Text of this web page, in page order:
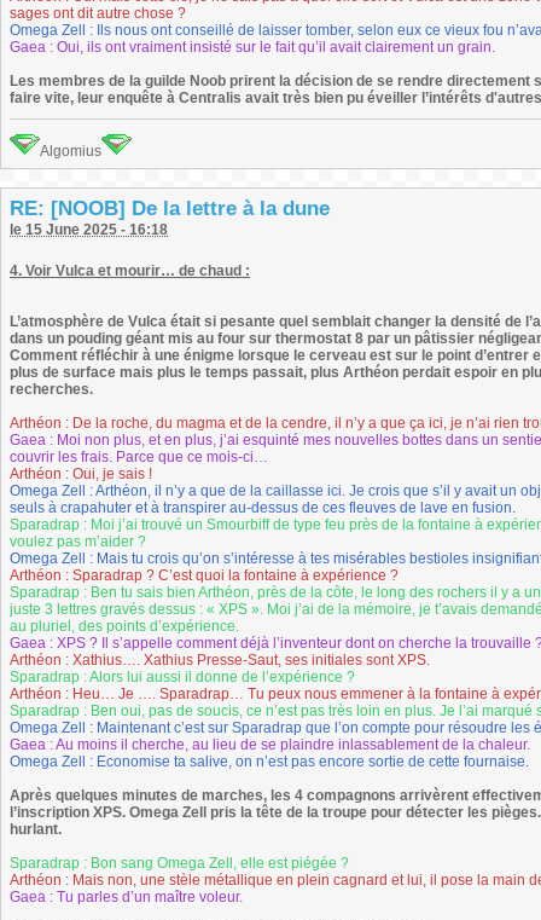
sages ont dit autre chose ?
Omega Zell : Ils nous ont conseillé de laisser tomber, selon eux ce vieux fou
Gaea : Oui, ils ont vraiment insisté sur le fait qu’il avait clairement un grain.
Les membres de la guilde Noob prirent la décision de se rendre
faire vite, leur enquête à Centralis avait très bien pu éveiller l’intérêts
Algomius
RE: [NOOB] De la lettre à la dune
le 15 June 2025 - 16:18
4. Voir Vulca et mourir… de chaud :
L’atmosphère de Vulca était si pesante quel semblait changer la densité de
dans un pouding géant mis au four sur thermostat 8 par un pâtissier
Comment réfléchir à une énigme lorsque le cerveau est sur le point d’entrer
plus de surface mais plus le temps passait, plus Arthéon perdait espoir en
recherches.
Arthéon : De la roche, du magma et de la cendre, il n’y a que ça ici, je n’ai rien
Gaea : Moi non plus, et en plus, j’ai esquinté mes nouvelles bottes dans un
couvrir les frais. Parce que ce mois-ci…
Arthéon : Oui, je sais !
Omega Zell : Arthéon, il n’y a que de la caillasse ici. Je crois que s’il y avait un
seuls à crapahuter et à transpirer au-dessus de ces fleuves de lave en fusion.
Sparadrap : Moi j’ai trouvé un Smourbiff de type feu près de la fontaine à
voulez pas m’aider ?
Omega Zell : Mais tu crois qu’on s’intéresse à tes misérables bestioles
Arthéon : Sparadrap ? C’est quoi la fontaine à expérience ?
Sparadrap : Ben tu sais bien Arthéon, près de la côte, le long des rochers il y a
juste 3 lettres gravés dessus : « XPS ». Moi j’ai de la mémoire, je t’avais
au pluriel, des points d’expérience.
Gaea : XPS ? Il s’appelle comment déjà l’inventeur dont on cherche la trouvaille
Arthéon : Xathius…. Xathius Presse-Saut, ses initiales sont XPS.
Sparadrap : Alors lui aussi il donne de l’expérience ?
Arthéon : Heu… Je …. Sparadrap… Tu peux nous emmener à la fontaine à
Sparadrap : Ben oui, pas de soucis, ce n’est pas très loin en plus. Je l’ai
Omega Zell : Maintenant c’est sur Sparadrap que l’on compte pour résoudre les
Gaea : Au moins il cherche, au lieu de se plaindre inlassablement de la chaleur.
Omega Zell : Economise ta salive, on n’est pas encore sortie de cette fournaise.
Après quelques minutes de marches, les 4 compagnons arrivèrent
l’inscription XPS. Omega Zell pris la tête de la troupe pour détecter les
hurlant.
Sparadrap : Bon sang Omega Zell, elle est piégée ?
Arthéon : Mais non, une stèle métallique en plein cagnard et lui, il pose la main
Gaea : Tu parles d’un maître voleur.